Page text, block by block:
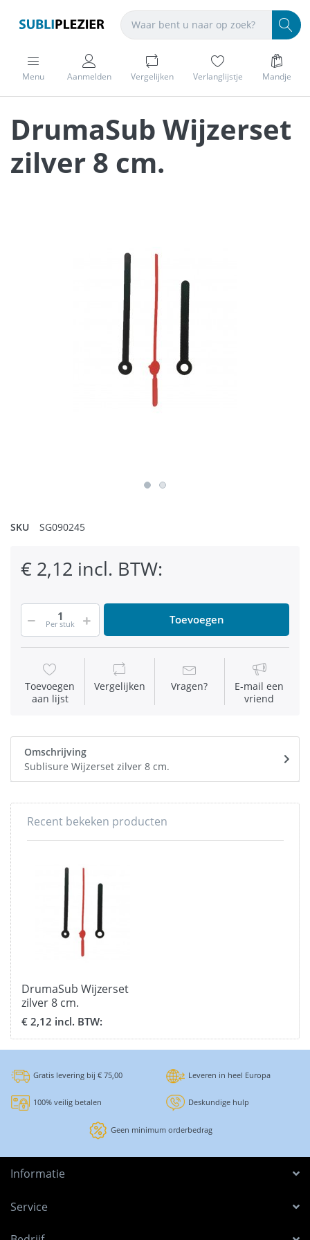
Menu Aanmelden Vergelijken Verlanglijstje Mandje
DrumaSub Wijzerset
zilver 8 cm.
SKU SG090245
€ 2,12 incl. BTW:
Per stuk Toevoegen
Toevoegen
aan lijst
Vergelijken Vragen?
E-mail een
vriend
Omschrijving
Sublisure Wijzerset zilver 8 cm.
Recent bekeken producten
DrumaSub Wijzerset
zilver 8 cm.
€ 2,12 incl. BTW:
Gratis levering bij € 75,00 Leveren in heel Europa
100% veilig betalen Deskundige hulp
Geen minimum orderbedrag
Informatie
Service